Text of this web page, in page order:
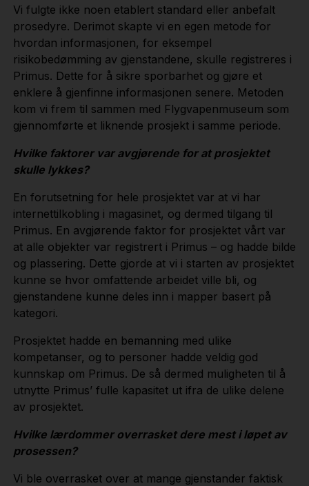
Vi fulgte ikke noen etablert standard eller anbefalt
prosedyre. Derimot skapte vi en egen metode for
hvordan informasjonen, for eksempel
risikobedømming av gjenstandene, skulle registreres i
Primus. Dette for å sikre sporbarhet og gjøre et
enklere å gjenfinne informasjonen senere. Metoden
kom vi frem til sammen med Flygvapenmuseum som
gjennomførte et liknende prosjekt i samme periode.
Hvilke faktorer var avgjørende for at prosjektet
skulle lykkes?
En forutsetning for hele prosjektet var at vi har
internettilkobling i magasinet, og dermed tilgang til
Primus. En avgjørende faktor for prosjektet vårt var
at alle objekter var registrert i Primus – og hadde bilde
og plassering. Dette gjorde at vi i starten av prosjektet
kunne se hvor omfattende arbeidet ville bli, og
gjenstandene kunne deles inn i mapper basert på
kategori.
Prosjektet hadde en bemanning med ulike
kompetanser, og to personer hadde veldig god
kunnskap om Primus. De så dermed muligheten til å
utnytte Primus’ fulle kapasitet ut ifra de ulike delene
av prosjektet.
Hvilke lærdommer overrasket dere mest i løpet av
prosessen?
Vi ble overrasket over at mange gjenstander faktisk